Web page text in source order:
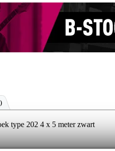
type 202 4 x 5 meter zwart